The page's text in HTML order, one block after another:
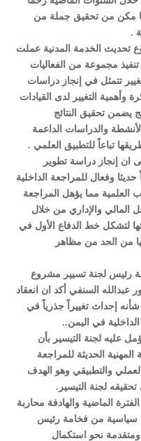
ما مكن من تحقيق جملة من
.
تحديث الخدمة المدنية عملت
مجموعة من الفعاليات
تتمثل في إنجاز دراسات
وأهمية التغيير لدى القيادات
يضمن تحقيق النتائج
والدراسات الداعمة
تباعاً للتطبيق العلمي .
ان إنجاز دراسة تطوير
وفعال للمراجعة الداخلية
العلمية مما يؤهل المراجعة
المالي والإداري من خلال
لتشكل خط الدفاع الأول في
من الحد من مظاهر
رئيس لجنة تسيير مشروع
عبدالله السنفي أكد ان انعقاد
إحداث تغييراً جذرياً في
في اليمن..
عليه لجنة التيسير بأن
الحديثة للمراجعة
والتطبيقي وهو الهدف
لجنة التيسير.
الماضية والهادفة محاربة
سياسية من فخامة رئيس
نحو استكمال